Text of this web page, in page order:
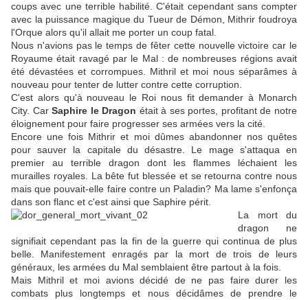
coups avec une terrible habilité. C'était cependant sans compter
avec la puissance magique du Tueur de Démon, Mithrir foudroya
l'Orque alors qu'il allait me porter un coup fatal.
Nous n'avions pas le temps de fêter cette nouvelle victoire car le
Royaume était ravagé par le Mal : de nombreuses régions avait
été dévastées et corrompues. Mithril et moi nous séparâmes à
nouveau pour tenter de lutter contre cette corruption.
C'est alors qu'à nouveau le Roi nous fit demander à Monarch
City. CarSaphire le Dragon était à ses portes, profitant de notre
éloignement pour faire progresser ses armées vers la cité.
Encore une fois Mithrir et moi dûmes abandonner nos quêtes
pour sauver la capitale du désastre. Le mage s'attaqua en
premier au terrible dragon dont les flammes léchaient les
murailles royales. La bête fut blessée et se retourna contre nous
mais que pouvait-elle faire contre un Paladin? Ma lame s'enfonça
dans son flanc et c'est ainsi que Saphire périt.
La mort du
dragon ne
signifiait cependant pas la fin de la guerre qui continua de plus
belle. Manifestement enragés par la mort de trois de leurs
généraux, les armées du Mal semblaient être partout à la fois.
Mais Mithril et moi avions décidé de ne pas faire durer les
combats plus longtemps et nous décidâmes de prendre le